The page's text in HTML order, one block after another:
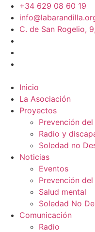
+34 629 08 60 19
C. de San Rogelio,
Inicio
La Asociación
Proyectos
Prevención
Radio y
Soledad no
Noticias
Eventos
Prevención
Salud mental
Soledad No
Comunicación
Radio